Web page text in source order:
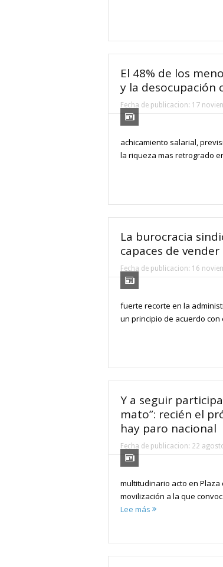
El 48% de los
y la desocupación
Fecha de publicacion: 17
achicamiento salarial,
la riqueza mas retrogrado
La burocracia
capaces de
Fecha de publicacion: 16
fuerte recorte en la
un principio de acuerdo con
Y a seguir
mato”: recién el
hay paro nacional
Fecha de publicacion: 22
multitudinario acto en
movilización a la que
Lee más